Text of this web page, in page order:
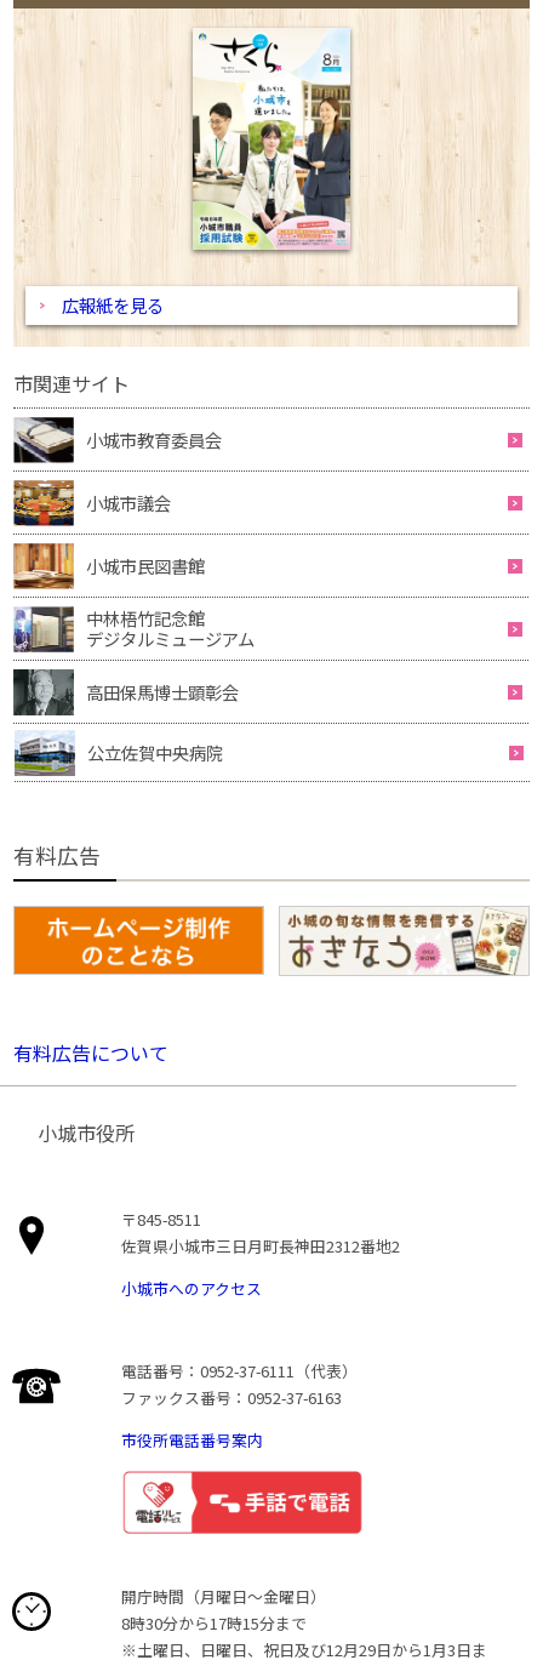
広報紙を見る
市関連サイト
小城市教育委員会
小城市議会
小城市民図書館
中林梧竹記念館
デジタルミュージアム
高田保馬博士顕彰会
公立佐賀中央病院
有料広告
有料広告について
小城市役所
〒845-8511
佐賀県小城市三日月町長神田2312番地2
小城市へのアクセス
電話番号：0952-37-6111（代表）
ファックス番号：0952-37-6163
市役所電話番号案内
開庁時間（月曜日〜金曜日）
8時30分から17時15分まで
※土曜日、日曜日、祝日及び12月29日から1月3日ま